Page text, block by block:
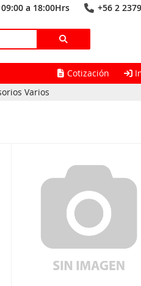
a 18:00Hrs +56 2
Cotización
Varios